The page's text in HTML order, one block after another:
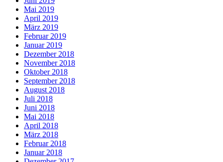
Mai 2019
April 2019
März 2019
Februar 2019
Januar 2019
Dezember 2018
November 2018
Oktober 2018
September 2018
August 2018
Juli 2018
Juni 2018
Mai 2018
April 2018
März 2018
Februar 2018
Januar 2018